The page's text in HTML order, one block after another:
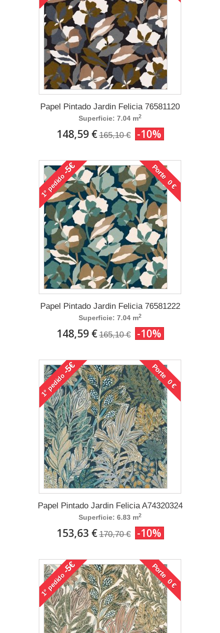
Papel Pintado Jardin Felicia 76581120
Superficie: 7.04 m2
148,59 € 165,10 € -10%
1°
pedido
-5€ Porte 0 €
Papel Pintado Jardin Felicia 76581222
Superficie: 7.04 m2
148,59 € 165,10 € -10%
1°
pedido
-5€ Porte 0 €
Papel Pintado Jardin Felicia A74320324
Superficie: 6.83 m2
153,63 € 170,70 € -10%
1°
pedido
-5€ Porte 0 €